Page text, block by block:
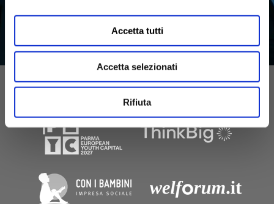
Accetta tutti
Accetta selezionati
Rifiuta
ATTIVITÀ